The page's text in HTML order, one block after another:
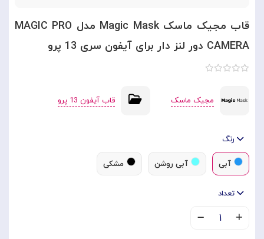
قاب مجیک ماسک Magic Mask مدل MAGIC PRO
CAMERA دور لنز دار برای آیفون سری 13 پرو
مجیک ماسک قاب آیفون 13 پرو
رنگ
آبی آبی روشن مشکی
تعداد
۱